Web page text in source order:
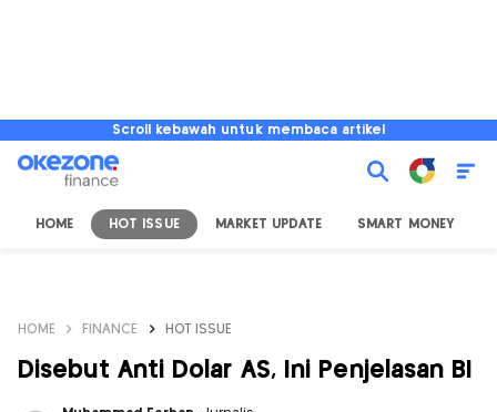
Scroll kebawah untuk membaca artikel
HOME HOT ISSUE MARKET UPDATE SMART MONEY
HOME FINANCE HOT ISSUE
Disebut Anti Dolar AS, Ini Penjelasan BI